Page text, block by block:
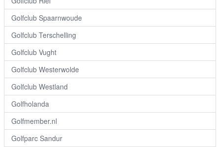
Golfclub Spaarnwoude
Golfclub Terschelling
Golfclub Vught
Golfclub Westerwolde
Golfclub Westland
Golfholanda
Golfmember.nl
Golfparc Sandur